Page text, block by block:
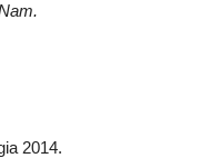
2014.